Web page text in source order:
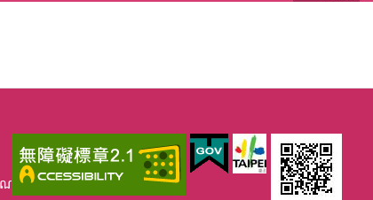
ាខ្វះខាត់ សូមមេតាអនុង្គ្រោះ។